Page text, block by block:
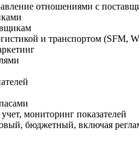
отношениями с
и транспортом (SFM,
мониторинг показателей
бюджетный, включая